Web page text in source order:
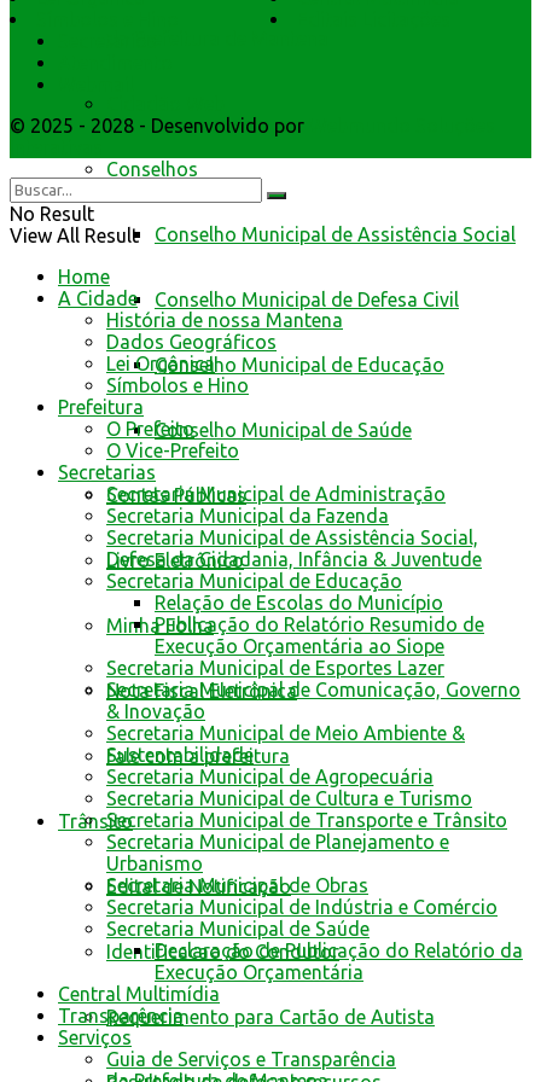
Conselhos
Conselho Municipal de Assistência Social
Conselho Municipal de Defesa Civil
Conselho Municipal de Educação
Conselho Municipal de Saúde
Contas Públicas
Livro Eletrônico
Minha Folha
Nota Fiscal Eletrônica
Fale com a prefeitura
Trânsito
Edital de Notificação
Identificacao do Condutor
Requerimento para Cartão de Autista
© 2025 - 2028 - Desenvolvido por
No Result
View All Result
Home
A Cidade
História de nossa Mantena
Dados Geográficos
Lei Orgânica
Símbolos e Hino
Prefeitura
O Prefeito
O Vice-Prefeito
Secretarias
Secretaria Municipal de Administração
Secretaria Municipal da Fazenda
Secretaria Municipal de Assistência Social,
Defesa da Cidadania, Infância & Juventude
Secretaria Municipal de Educação
Relação de Escolas do Município
Publicação do Relatório Resumido de
Execução Orçamentária ao Siope
Secretaria Municipal de Esportes Lazer
Secretaria Municipal de Comunicação, Governo
& Inovação
Secretaria Municipal de Meio Ambiente &
Sustentabilidade
Secretaria Municipal de Agropecuária
Secretaria Municipal de Cultura e Turismo
Secretaria Municipal de Transporte e Trânsito
Secretaria Municipal de Planejamento e
Urbanismo
Secretaria Municipal de Obras
Secretaria Municipal de Indústria e Comércio
Secretaria Municipal de Saúde
Declaração de Publicação do Relatório da
Execução Orçamentária
Central Multimídia
Transparência
Serviços
Guia de Serviços e Transparência